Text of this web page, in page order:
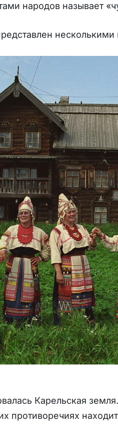
народов называет
Карельская
противоречиях